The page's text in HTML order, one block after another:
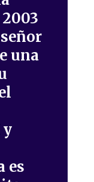
una
y
es